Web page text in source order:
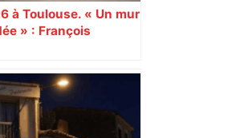
à Toulouse. « Un mur
» : François